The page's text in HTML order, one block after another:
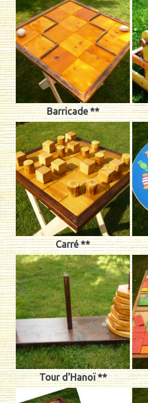
Barricade **
Carré **
Tour d'Hanoï **